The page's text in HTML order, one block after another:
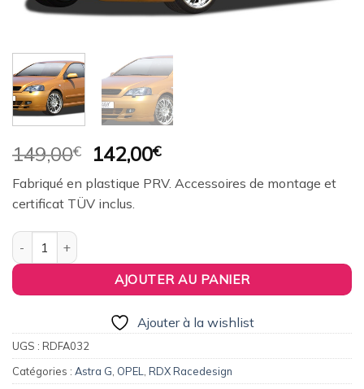
149,00€
Le
prix
initial
était :
142,00€Le
prix
actuel
Fabriqué en plastique PRV. Accessoires de montage et
certificat TÜV inclus.
quantité de Ajout / Lame de pare-chocs avant RDX pour OPEL
AJOUTER AU PANIER
Ajouter à la wishlist
UGS : RDFA032
Catégories : Astra G OPEL
RDX Racedesign